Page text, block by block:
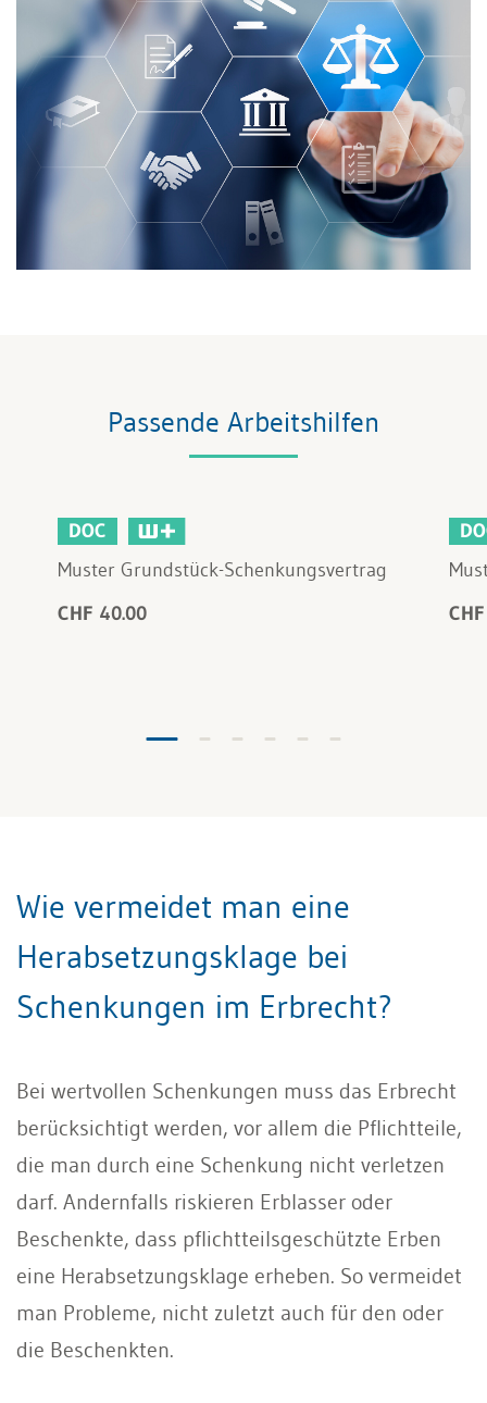
Passende Arbeitshilfen
DOC
Muster Grundstück-Schenkungsvertrag
CHF 40.00
Wie vermeidet man eine
Herabsetzungsklage bei
Schenkungen im Erbrecht?
Bei wertvollen Schenkungen muss das Erbrecht
berücksichtigt werden, vor allem die Pflichtteile,
die man durch eine Schenkung nicht verletzen
darf. Andernfalls riskieren Erblasser oder
Beschenkte, dass pflichtteilsgeschützte Erben
eine Herabsetzungsklage erheben. So vermeidet
man Probleme, nicht zuletzt auch für den oder
die Beschenkten.